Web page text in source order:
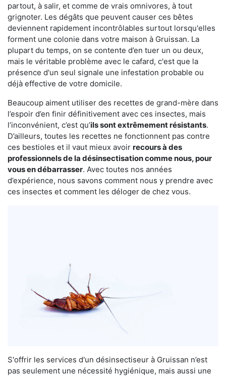
partout, à salir, et comme de vrais omnivores, à tout
grignoter. Les dégâts que peuvent causer ces bêtes
deviennent rapidement incontrôlables surtout lorsqu'elles
forment une colonie dans votre maison à Gruissan. La
plupart du temps, on se contente d’en tuer un ou deux,
mais le véritable problème avec le cafard, c'est que la
présence d'un seul signale une infestation probable ou
déjà effective de votre domicile.
Beaucoup aiment utiliser des recettes de grand-mère dans
l’espoir d’en finir définitivement avec ces insectes, mais
l’inconvénient, c’est qu’ils sont extrêmement résistants.
D’ailleurs, toutes les recettes ne fonctionnent pas contre
ces bestioles et il vaut mieux avoir recours à des
professionnels de la désinsectisation comme nous, pour
vous en débarrasser. Avec toutes nos années
d’expérience, nous savons comment nous y prendre avec
ces insectes et comment les déloger de chez vous.
S'offrir les services d'un désinsectiseur à Gruissan n’est
pas seulement une nécessité hygiénique, mais aussi une